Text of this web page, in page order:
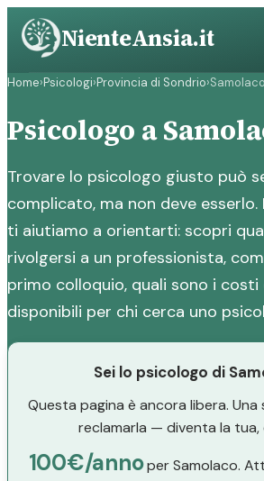
Vai
contenuto
NienteAnsia.it
Home›Psicologi›Provincia di Sondrio›Samolaco
Psicologo a
Trovare lo psicologo giusto può
complicato, ma non deve esserlo.
ti aiutiamo a orientarti: scopri
rivolgersi a un professionista,
primo colloquio, quali sono i costi
disponibili per chi cerca uno
Sei lo psicologo di
Questa pagina è ancora libera.
reclamarla — diventa la tua,
100€/annoper Samolaco.